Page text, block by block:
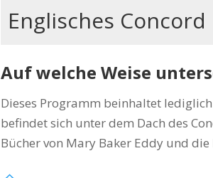
Englisches Concord
Auf welche Weise
Dieses Programm beinhaltet lediglich
befindet sich unter dem Dach des
Bücher von Mary Baker Eddy und